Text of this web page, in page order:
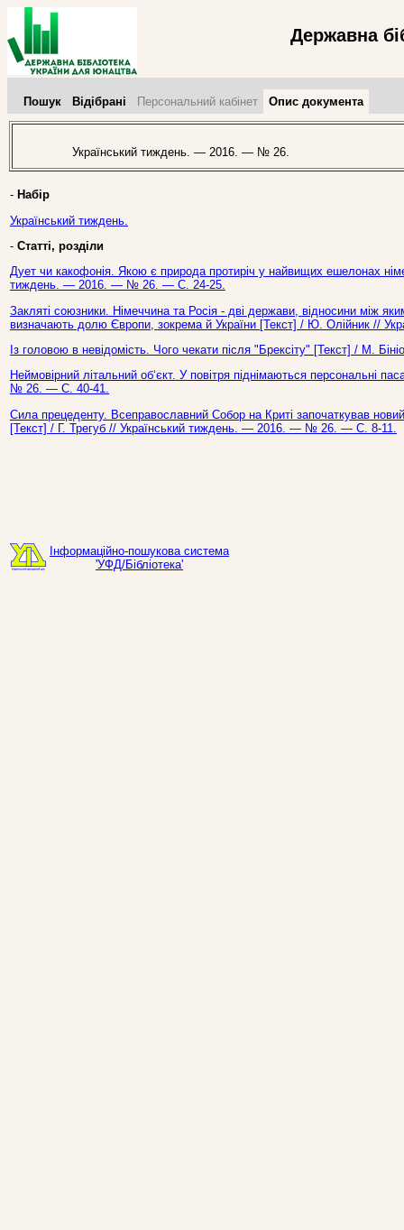
Державна
Пошук Відібрані Персональний кабінет Опис документа
Український тиждень. — 2016. — № 26.
- Набір
Український тиждень.
- Статті, розділи
Дует чи какофонія. Якою є природа протиріч у найвищих ешелонах
тиждень. — 2016. — № 26. — С. 24-25.
Закляті союзники. Німеччина та Росія - дві держави, відносини між
визначають долю Європи, зокрема й України [Текст] / Ю. Олійник //
Із головою в невідомість. Чого чекати після "Брексіту" [Текст] / М.
Неймовірний літальний об‘єкт. У повітря піднімаються персональні
№ 26. — С. 40-41.
Сила прецеденту. Всеправославний Собор на Криті започаткував
[Текст] / Г. Трегуб // Український тиждень. — 2016. — № 26. — С. 8-11.
Інформаційно-пошукова система
'УФД/Бібліотека'